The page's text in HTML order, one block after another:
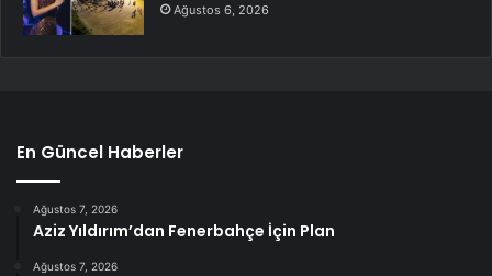
Ağustos 6, 2026
En Güncel Haberler
Ağustos 7, 2026
Aziz Yıldırım’dan Fenerbahçe İçin Plan
Ağustos 7, 2026